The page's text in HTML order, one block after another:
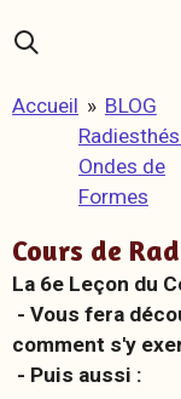
Passer
au
principal
Accueil » BLOG
Ondes de
Formes
Cours de
La 6e Leçon du
- Vous fera
comment s'y
- Puis aussi :